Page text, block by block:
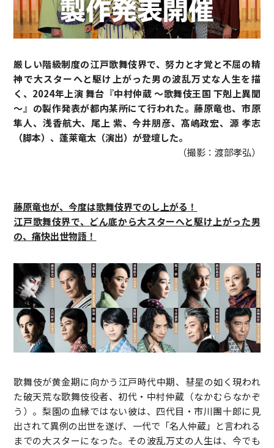
厳しい階級制度の江戸歌舞伎界で、努力と才覚と不屈の精
神で大スターへと駆け上がった男の波乱万丈な人生を描
く、2024年上演 舞台『中村仲蔵 ～歌舞伎王国 下剋上異聞
～』 の製作発表が都内某所にて行われた。藤原竜也、市原
隼人、浅香航大、尾上 紫、今井朋彦、髙嶋政宏、源 孝志
（脚本）、蓬莱竜太（演出）が登壇した。
（撮影：渡部孝弘）
藤原竜也が、今度は歌舞伎界でのし上がる！
江戸歌舞伎界で、どん底から大スターへと駆け上がった男
の、痛快出世物語！
歌舞伎が黄金期に向かう江戸時代中期、彗星の如く現われ
た破天荒な歌舞伎役者、初代・中村仲蔵（なかむらなかぞ
う）。梨園の血縁ではない彼は、四代目・市川團十郎に見
出されて異例の出世を遂げ、一代で「名人仲蔵」と言われる
までの大スターになった。その波乱万丈の人生は、今でも